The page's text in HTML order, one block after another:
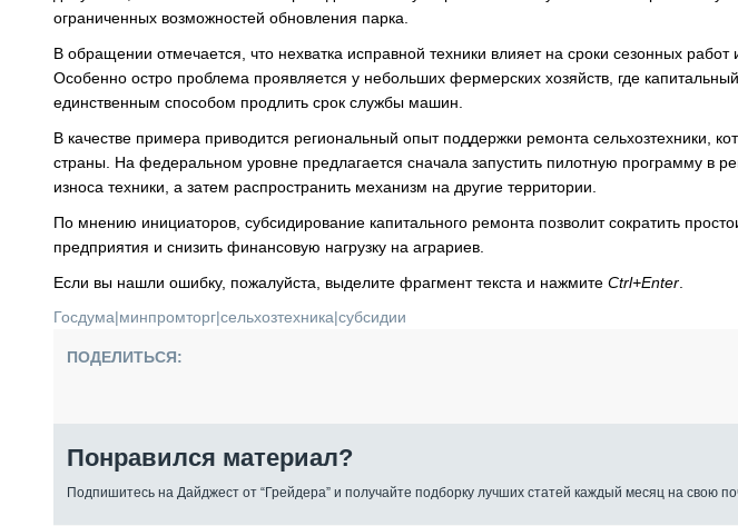
ограниченных возможностей обновления парка.
В обращении отмечается, что нехватка исправной техники влияет на сроки сезонных работ
Особенно остро проблема проявляется у небольших фермерских хозяйств, где
единственным способом продлить срок службы машин.
В качестве примера приводится региональный опыт поддержки ремонта сельхозтехники,
страны. На федеральном уровне предлагается сначала запустить пилотную программу в
износа техники, а затем распространить механизм на другие территории.
По мнению инициаторов, субсидирование капитального ремонта позволит сократить
предприятия и снизить финансовую нагрузку на аграриев.
Если вы нашли ошибку, пожалуйста, выделите фрагмент текста и нажмите Ctrl+Enter
Госдума|минпромторг|сельхозтехника|субсидии
ПОДЕЛИТЬСЯ:
Понравился материал?
Подпишитесь на Дайджест от “Грейдера” и получайте подборку лучших статей каждый месяц на свою